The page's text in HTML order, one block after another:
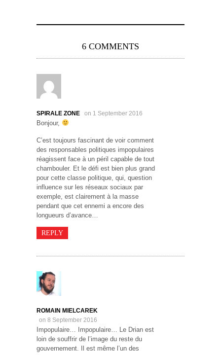
6 COMMENTS
SPIRALE ZONE on 1 September 2016
Bonjour,
C’est toujours fascinant de voir comment
des responsables politiques impopulaires
réagissent face à un péril capable de tout
chambouler. Et le défi est bien plus grand
pour cette classe politique, qui, question
influence sur les réseaux sociaux par
exemple, est clairement à la masse
pendant que cet ennemi a encore des
longueurs d’avance…
REPLY
ROMAIN MIELCAREK
on 8 September 2016
Impopulaire… Impopulaire… Le Drian est
loin de souffrir de l’image du reste du
gouvernement. Il est même l’un des